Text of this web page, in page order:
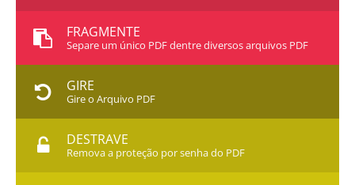
FRAGMENTE
Separe um único PDF dentre diversos arquivos PDF
GIRE
Gire o Arquivo PDF
DESTRAVE
Remova a proteção por senha do PDF